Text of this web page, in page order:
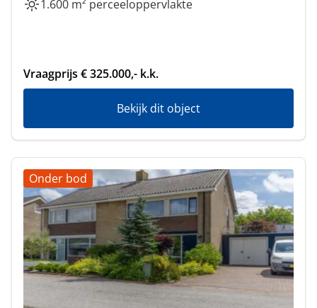
1.600 m² perceeloppervlakte
Vraagprijs € 325.000,- k.k.
Bekijk dit object
Onder bod